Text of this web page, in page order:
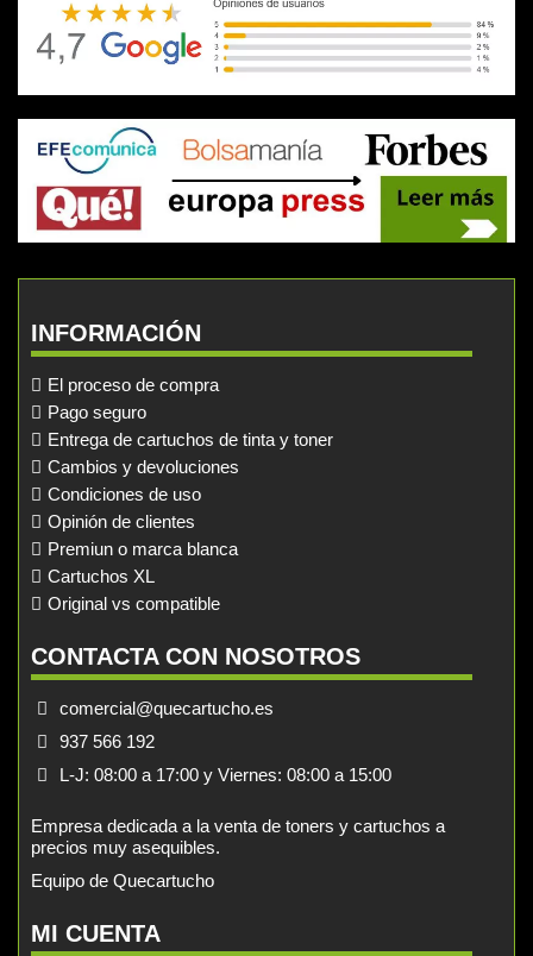
INFORMACIÓN
El proceso de compra
Pago seguro
Entrega de cartuchos de tinta y toner
Cambios y devoluciones
Condiciones de uso
Opinión de clientes
Premiun o marca blanca
Cartuchos XL
Original vs compatible
CONTACTA CON NOSOTROS
comercial@quecartucho.es
937 566 192
L-J: 08:00 a 17:00 y Viernes: 08:00 a 15:00
Empresa dedicada a la venta de toners y cartuchos a
precios muy asequibles.
Equipo de Quecartucho
MI CUENTA